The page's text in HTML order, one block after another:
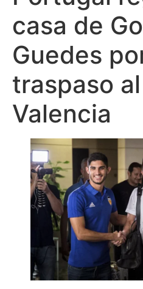
casa de
Guedes
traspaso
Valencia